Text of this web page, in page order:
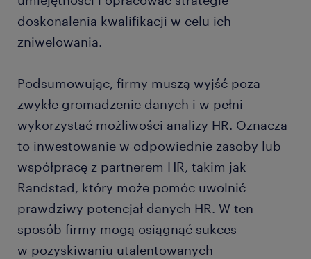
doskonalenia kwalifikacji w celu ich
zniwelowania.
Podsumowując, firmy muszą wyjść poza
zwykłe gromadzenie danych i w pełni
wykorzystać możliwości analizy HR. Oznacza
to inwestowanie w odpowiednie zasoby lub
współpracę z partnerem HR, takim jak
Randstad, który może pomóc uwolnić
prawdziwy potencjał danych HR. W ten
sposób firmy mogą osiągnąć sukces
w pozyskiwaniu utalentowanych